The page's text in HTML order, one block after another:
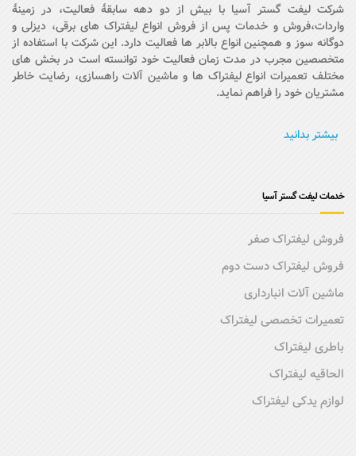
شرکت لیفت گستر آسیا با بیش از دو دهه سابقۀ فعالیت، در زمینۀ
واردات،فروش و خدمات پس از فروش انواع لیفتراک های برقی، دیزلی و
دوگانه سوز و همچنین انواع بالابر ها فعالیت دارد. این شرکت با استفاده از
متخصصین مجرب در مدت زمان فعالیت خود توانسته است در بخش های
مختلف تعمیرات انواع لیفتراک ها و ماشین آلات راهسازی، رضایت خاطر
مشتریان خود را فراهم نماید.
بیشتر بدانید
خدمات لیفت گستر آسیا
فروش لیفتراک صفر
فروش لیفتراک دست دوم
ماشین آلات انبارداری
تعمیرات تخصصی لیفتراک
باطری لیفتراک
الحاقیه لیفتراک
لوازم یدکی لیفتراک